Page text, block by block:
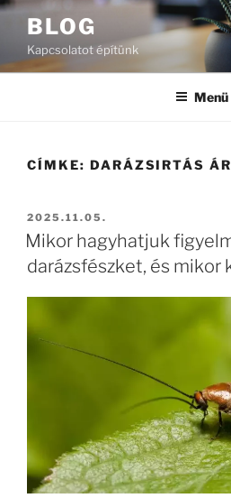
Tartalomhoz
BLOG
Kapcsolatot építünk
Menü
CÍMKE: DARÁZSIRTÁS
BEKÜLDVE:
2025.11.05.
Mikor hagyhatjuk
darázsfészket, és mikor